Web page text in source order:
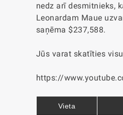
nedz arī desmitnieks,
Leonardam Maue
saņēma $237,588.
Jūs varat skatīties visu
https://
Vieta